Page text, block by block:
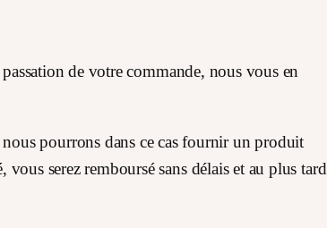
de votre commande, nous vous en
pourrons dans ce cas fournir un produit
serez remboursé sans délais et au plus tard